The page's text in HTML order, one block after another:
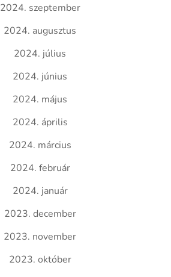
2024. szeptember
2024. augusztus
2024. július
2024. június
2024. május
2024. április
2024. március
2024. február
2024. január
2023. december
2023. november
2023. október